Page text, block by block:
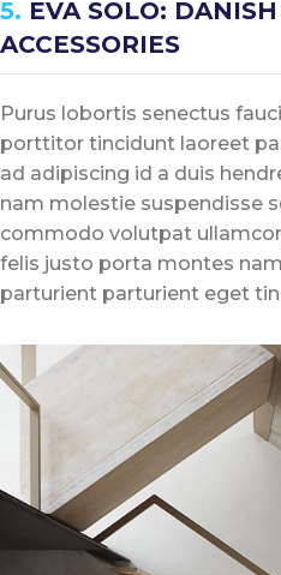
5. EVA SOLO:
ACCESSORIES
Purus lobortis senectus
porttitor tincidunt laoreet
ad adipiscing id a duis
nam molestie suspendisse
commodo volutpat
felis justo porta montes
parturient parturient eget